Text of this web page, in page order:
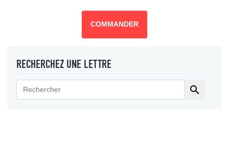
COMMANDER
RECHERCHEZ UNE LETTRE
